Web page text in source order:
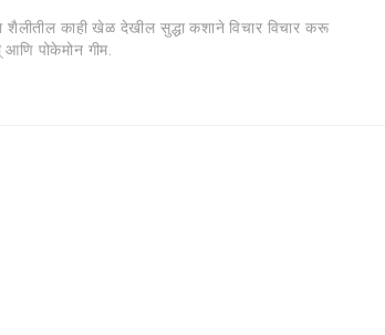
काही खेळ देखील सुद्धा कशाने विचार विचार करू
पोकेमोन गीम.